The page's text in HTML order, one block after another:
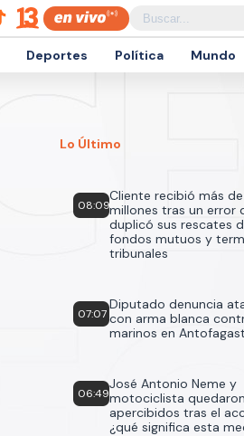
Deportes Política Mundo
Lo Último
08:09
Cliente recibió más
millones tras un error
duplicó sus rescates
fondos mutuos y
tribunales
07:07
Diputado denuncia
con arma blanca
marinos en
06:49
José Antonio Neme y
motociclista quedaron
apercibidos tras el
¿qué significa esta